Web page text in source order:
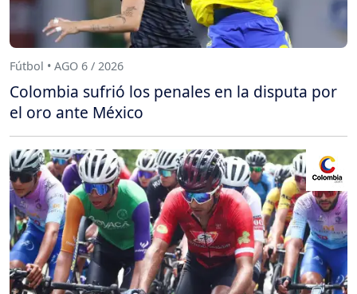
Fútbol • AGO 6 / 2026
Colombia sufrió los penales en la disputa por
el oro ante México